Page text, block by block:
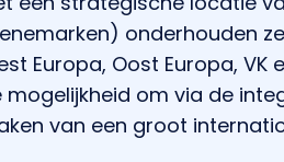
onderhouden
Europa, Oost Europa, VK
mogelijkheid om via de
van een groot